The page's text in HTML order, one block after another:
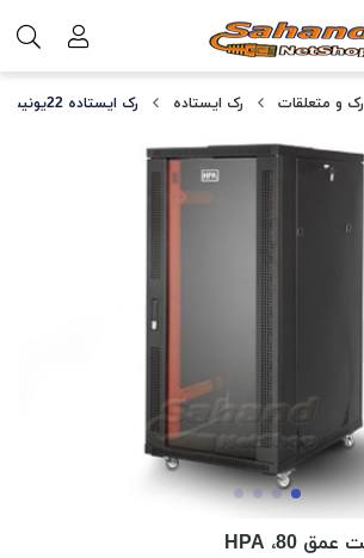
رک و متعلقات رک ایستاده رک ایستاده 22یونیت عمق 80، HPA